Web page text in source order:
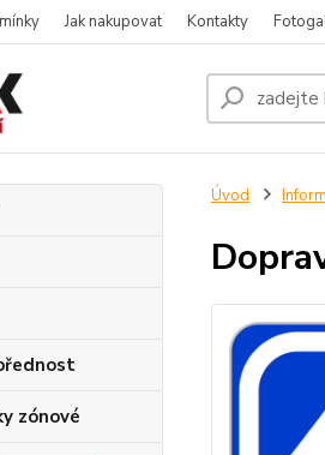
Jak nakupovat Kontakty
zónové
Úvod